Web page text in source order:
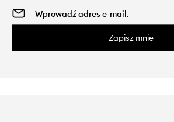
Zapisz mnie